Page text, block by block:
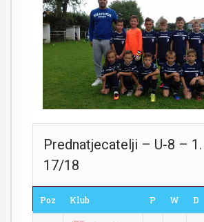
Prednatjecatelji – U-8 –
17/18
Poz Klub P W D